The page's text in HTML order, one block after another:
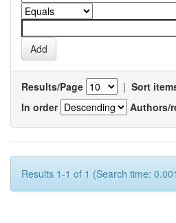
Results/Page | Sort
In order
Authors/
Results 1-1 of 1 (Search time: